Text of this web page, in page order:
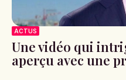
ACTUS
Une vidéo qui
aperçu avec une